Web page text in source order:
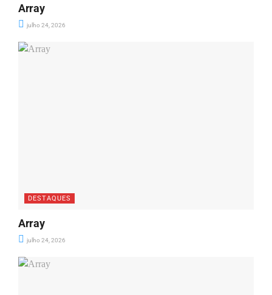
Array
julho 24, 2026
DESTAQUES
Array
julho 24, 2026